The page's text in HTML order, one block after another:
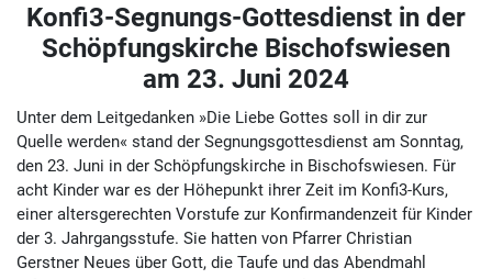
Konfi3-Segnungs-Gottesdienst in der
Schöpfungskirche Bischofswiesen
am 23. Juni 2024
Unter dem Leitgedanken »Die Liebe Gottes soll in dir zur
Quelle werden« stand der Segnungsgottesdienst am Sonntag,
den 23. Juni in der Schöpfungskirche in Bischofswiesen. Für
acht Kinder war es der Höhepunkt ihrer Zeit im Konfi3-Kurs,
einer altersgerechten Vorstufe zur Konfirmandenzeit für Kinder
der 3. Jahrgangsstufe. Sie hatten von Pfarrer Christian
Gerstner Neues über Gott, die Taufe und das Abendmahl